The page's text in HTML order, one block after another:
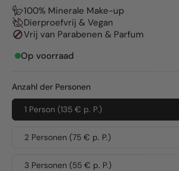
100% Minerale Make-up
Dierproefvrij & Vegan
Vrij van Parabenen & Parfum
Op voorraad
Anzahl der Personen
1 Person (135 € p. P.)
2 Personen (75 € p. P.)
3 Personen (55 € p. P.)